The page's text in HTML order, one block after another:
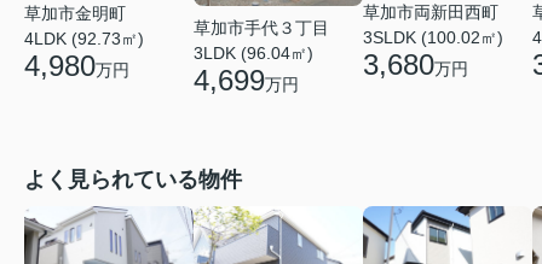
草加市金明町
4LDK (92.73㎡)
4,980万円
草加市手代３丁目
3LDK (96.04㎡)
4,699万円
草加市両新田西町
3SLDK (100.02㎡)
3,680万円
よく見られている物件